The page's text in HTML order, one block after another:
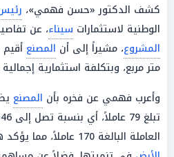
كشف الدكتور «حسن فهمي»،
الوطنية لاستثمارات سيناء، عن
المشروع، مشيراً إلى أن المصنع
متر مربع، وبتكلفة استثمارية إجمالية بلغت
وأعرب فهمي عن فخره بأن المصنع
العاملة البالغة 170 عاملاً، مما يؤكد هدف